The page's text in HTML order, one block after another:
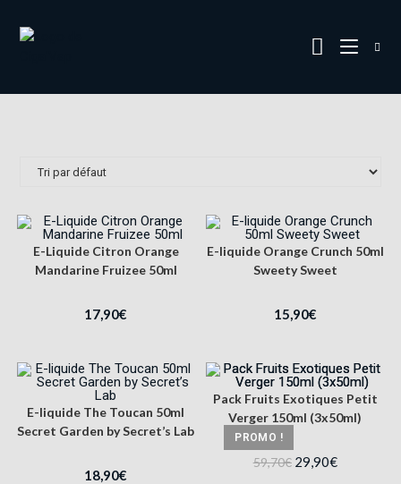
E-Liquide Citron Orange
Mandarine Fruizee 50ml
17,90€
E-liquide Orange Crunch 50ml
Sweety Sweet
15,90€
E-liquide The Toucan 50ml
Secret Garden by Secret’s Lab
18,90€
PROMO !
Pack Fruits Exotiques Petit
Verger 150ml (3x50ml)
59,70€ 29,90€